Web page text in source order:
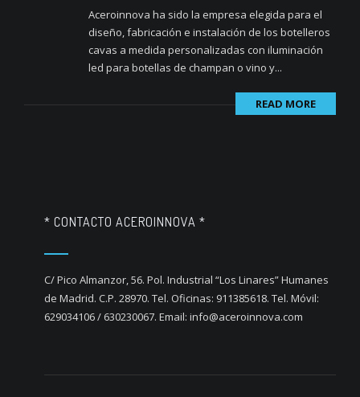
Aceroinnova ha sido la empresa elegida para el
diseño, fabricación e instalación de los botelleros
cavas a medida personalizadas con iluminación
led para botellas de champan o vino y...
READ MORE
* CONTACTO ACEROINNOVA *
C/ Pico Almanzor, 56. Pol. Industrial “Los Linares” Humanes
de Madrid. C.P. 28970. Tel. Oficinas: 911385618. Tel. Móvil:
629034106 / 630230067. Email: info@aceroinnova.com